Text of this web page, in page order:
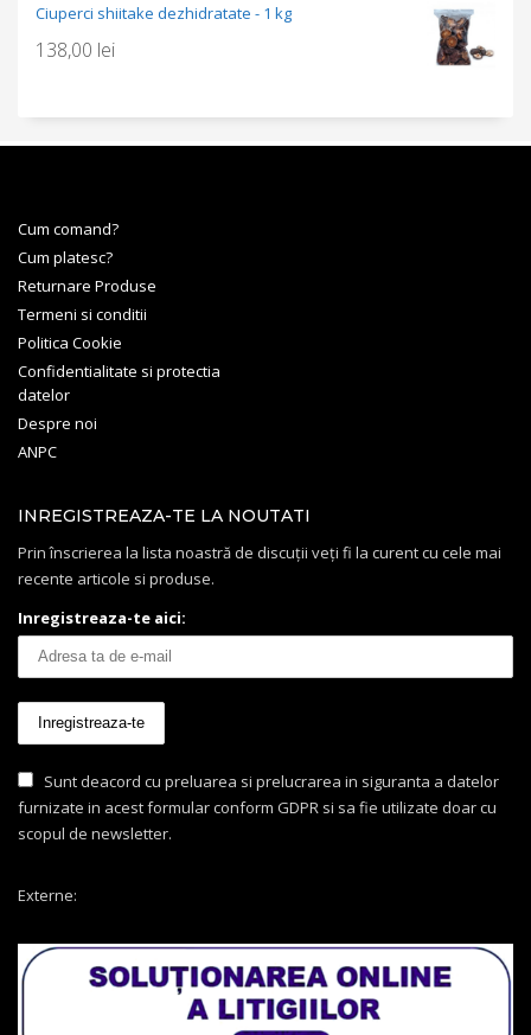
Ciuperci shiitake dezhidratate - 1 kg
138,00 lei
Cum comand?
Cum platesc?
Returnare Produse
Termeni si conditii
Politica Cookie
Confidentialitate si protectia
datelor
Despre noi
ANPC
INREGISTREAZA-TE LA NOUTATI
Prin înscrierea la lista noastră de discuții veți fi la curent cu cele mai
recente articole si produse.
Inregistreaza-te aici:
Sunt deacord cu preluarea si prelucrarea in siguranta a datelor
furnizate in acest formular conform GDPR si sa fie utilizate doar cu
scopul de newsletter.
Externe: